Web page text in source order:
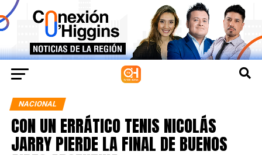
NACIONAL
CON UN ERRÁTICO TENIS NICOLÁS
JARRY PIERDE LA FINAL DE BUENOS